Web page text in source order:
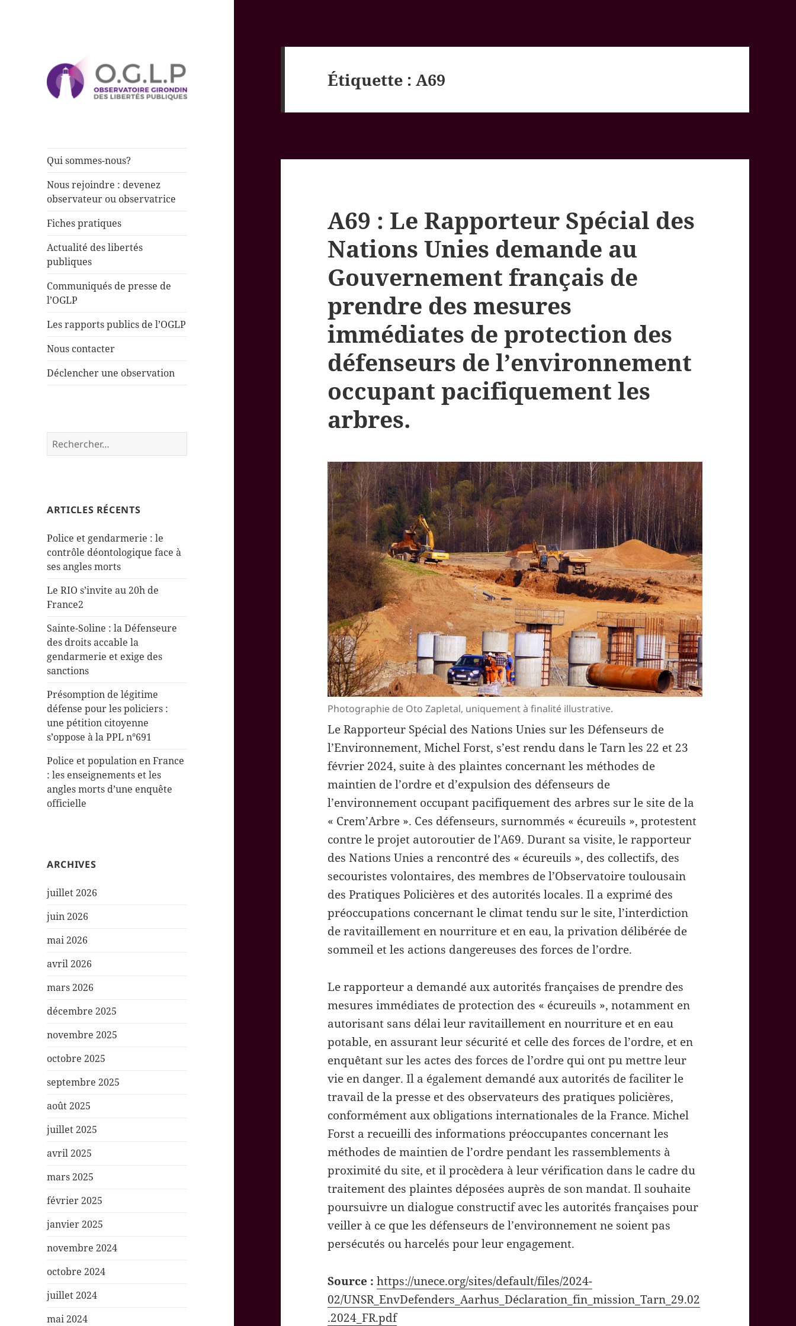
Libertés
Publiques
Qui sommes-nous?
Nous rejoindre : devenez
observateur ou observatrice
Fiches pratiques
Actualité des libertés
publiques
Communiqués de presse de
l’OGLP
Les rapports publics de l’OGLP
Nous contacter
Déclencher une observation
Rechercher :
ARTICLES RÉCENTS
Police et gendarmerie : le
contrôle déontologique face à
ses angles morts
Le RIO s’invite au 20h de
France2
Sainte-Soline : la Défenseure
des droits accable la
gendarmerie et exige des
sanctions
Présomption de légitime
défense pour les policiers :
une pétition citoyenne
s’oppose à la PPL n°691
Police et population en France
: les enseignements et les
angles morts d’une enquête
officielle
ARCHIVES
juillet 2026
juin 2026
mai 2026
avril 2026
mars 2026
décembre 2025
novembre 2025
octobre 2025
septembre 2025
août 2025
juillet 2025
avril 2025
mars 2025
février 2025
janvier 2025
novembre 2024
octobre 2024
juillet 2024
mai 2024
Étiquette :A69
A69 : Le Rapporteur Spécial des
Nations Unies demande au
Gouvernement français de
prendre des mesures
immédiates de protection des
défenseurs de l’environnement
occupant pacifiquement les
arbres.
Photographie de Oto Zapletal, uniquement à finalité illustrative.
Le Rapporteur Spécial des Nations Unies sur les Défenseurs de
l’Environnement, Michel Forst, s’est rendu dans le Tarn les 22 et 23
février 2024, suite à des plaintes concernant les méthodes de
maintien de l’ordre et d’expulsion des défenseurs de
l’environnement occupant pacifiquement des arbres sur le site de la
« Crem’Arbre ». Ces défenseurs, surnommés « écureuils », protestent
contre le projet autoroutier de l’A69. Durant sa visite, le rapporteur
des Nations Unies a rencontré des « écureuils », des collectifs, des
secouristes volontaires, des membres de l’Observatoire toulousain
des Pratiques Policières et des autorités locales. Il a exprimé des
préoccupations concernant le climat tendu sur le site, l’interdiction
de ravitaillement en nourriture et en eau, la privation délibérée de
sommeil et les actions dangereuses des forces de l’ordre.
Le rapporteur a demandé aux autorités françaises de prendre des
mesures immédiates de protection des « écureuils », notamment en
autorisant sans délai leur ravitaillement en nourriture et en eau
potable, en assurant leur sécurité et celle des forces de l’ordre, et en
enquêtant sur les actes des forces de l’ordre qui ont pu mettre leur
vie en danger. Il a également demandé aux autorités de faciliter le
travail de la presse et des observateurs des pratiques policières,
conformément aux obligations internationales de la France. Michel
Forst a recueilli des informations préoccupantes concernant les
méthodes de maintien de l’ordre pendant les rassemblements à
proximité du site, et il procèdera à leur vérification dans le cadre du
traitement des plaintes déposées auprès de son mandat. Il souhaite
poursuivre un dialogue constructif avec les autorités françaises pour
veiller à ce que les défenseurs de l’environnement ne soient pas
persécutés ou harcelés pour leur engagement.
Source : https://unece.org/sites/default/files/2024-
02/UNSR_EnvDefenders_Aarhus_Déclaration_fin_mission_Tarn_29.02
.2024_FR.pdf